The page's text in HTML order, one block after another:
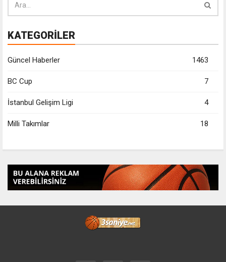
KATEGORİLER
Güncel Haberler 1463
BC Cup 7
İstanbul Gelişim Ligi 4
Milli Takımlar 18